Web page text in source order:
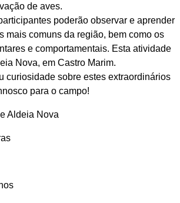
de aves.
poderão observar e aprender
mais comuns da região, bem como os
e comportamentais. Esta atividade
Nova, em Castro Marim.
curiosidade sobre estes extraordinários
para o campo!
Aldeia Nova